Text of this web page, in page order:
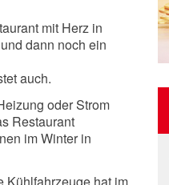
mit Herz in
dann noch ein
auch.
oder Strom
Restaurant
im Winter in
Kühlfahrzeuge hat im